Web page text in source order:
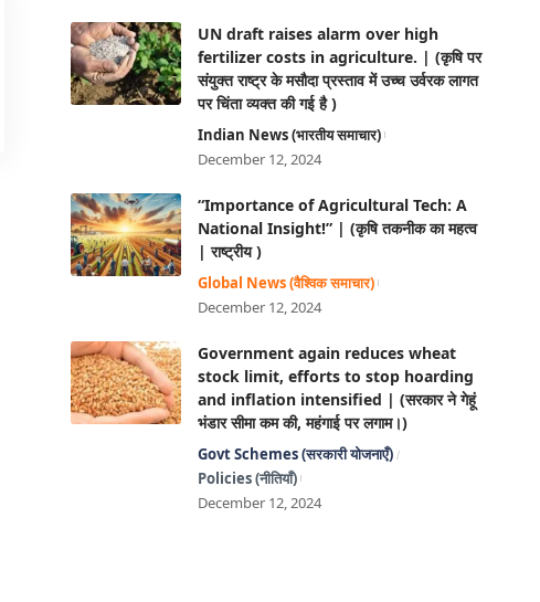
UN draft raises alarm over high
fertilizer costs in agriculture. | (कृषि पर
संयुक्त राष्ट्र के मसौदा प्रस्ताव में उच्च उर्वरक लागत
पर चिंता व्यक्त की गई है )
Indian News (भारतीय समाचार)
December 12, 2024
“Importance of Agricultural Tech: A
National Insight!” | (कृषि तकनीक का महत्व
| राष्ट्रीय )
Global News (वैश्विक समाचार)
December 12, 2024
Government again reduces wheat
stock limit, efforts to stop hoarding
and inflation intensified | (सरकार ने गेहूं
भंडार सीमा कम की, महंगाई पर लगाम।)
Govt Schemes (सरकारी योजनाएँ)
Policies (नीतियाँ)
December 12, 2024